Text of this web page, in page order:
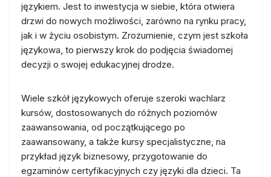
językiem. Jest to inwestycja w siebie, która otwiera
drzwi do nowych możliwości, zarówno na rynku pracy,
jak i w życiu osobistym. Zrozumienie, czym jest szkoła
językowa, to pierwszy krok do podjęcia świadomej
decyzji o swojej edukacyjnej drodze.
Wiele szkół językowych oferuje szeroki wachlarz
kursów, dostosowanych do różnych poziomów
zaawansowania, od początkującego po
zaawansowany, a także kursy specjalistyczne, na
przykład język biznesowy, przygotowanie do
egzaminów certyfikacyjnych czy języki dla dzieci. Ta